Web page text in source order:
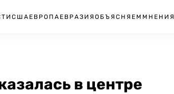
США ЕВРОПА ЕВРАЗИЯ ОБЪЯСНЯЕМ МНЕНИЯ
в центре